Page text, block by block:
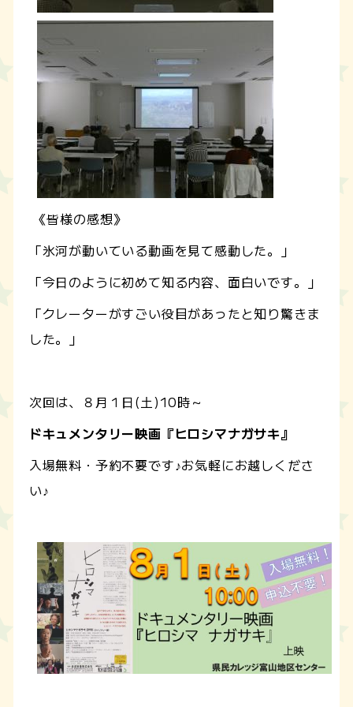
《皆様の感想》
「氷河が動いている動画を見て感動した。」
「今日のように初めて知る内容、面白いです。」
「クレーターがすごい役目があったと知り驚きま
した。」
次回は、８月１日(土)10時～
ドキュメンタリー映画『ヒロシマナガサキ』
入場無料・予約不要です♪お気軽にお越しくださ
い♪